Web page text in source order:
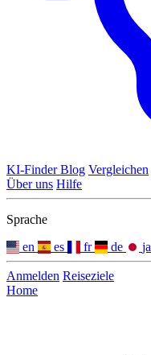
KI-FinderBlog Vergleichen
Über uns Hilfe
Sprache
en
es fr de ja
Anmelden Reiseziele
Home